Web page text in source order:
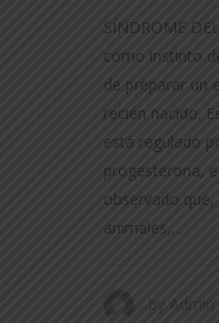
SÍNDROME
como instinto
de preparar un
recién nacido.
está regulado
progesterona,
observado
animales,...
by Admin